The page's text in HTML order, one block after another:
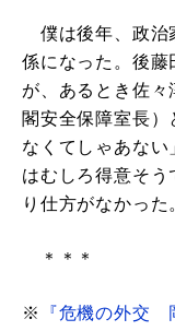
僕は後年、政治
係になった。後藤
が、あるとき佐
閣安全保障室長
なくてしゃあな
はむしろ得意そう
り仕方がなかった
＊＊＊
※ 『危機の外交